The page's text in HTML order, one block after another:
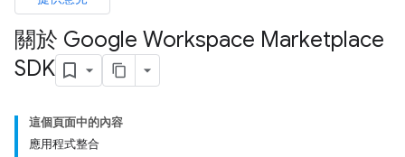
關於 Google Workspace Marketplace
SDK
這個頁面中的內容
應用程式整合